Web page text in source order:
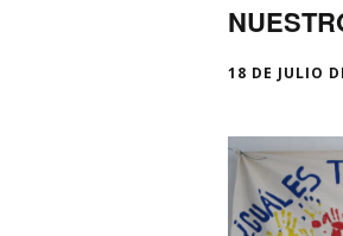
18 DE JULIO